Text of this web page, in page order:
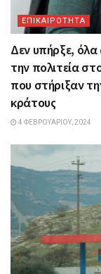
ΕΠΙΚΑΙΡΟΤΗΤΑ
Δεν υπήρξε, όλα
την πολιτεία
που στήριξαν
κράτους
4 ΦΕΒΡΟΥΑΡΊΟΥ, 2024